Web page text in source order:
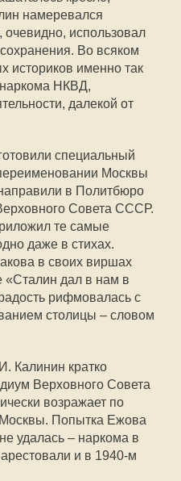
намеревался
очевидно, использовал
Во всяком
историков именно так
наркома НКВД,
далекой от
специальный
Москвы
в Политбюро
Совета СССР.
те самые
даже в стихах.
в своих виршах
«Сталин дал в нам в
рифмовалась с
столицы – словом
Калинин кратко
Верховного Совета
возражает по
Попытка Ежова
удалась – наркома в
и в 1940-м